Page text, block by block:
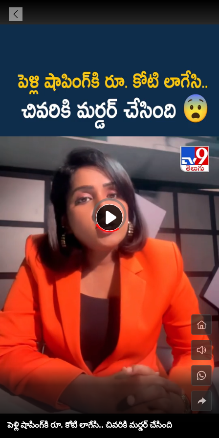
పెళ్లి షాపింగ్‌కి రూ. కోటి లాగేసి.. చివరికి మర్డర్ చేసింది